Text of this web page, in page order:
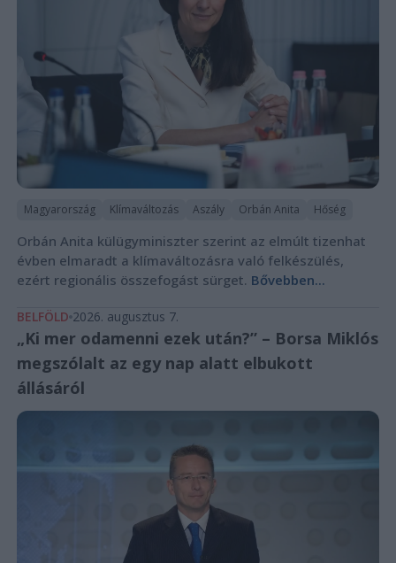
Magyarország Klímaváltozás Aszály Orbán Anita Hőség
Orbán Anita külügyminiszter szerint az elmúlt tizenhat
évben elmaradt a klímaváltozásra való felkészülés,
ezért regionális összefogást sürget. Bővebben...
BELFÖLD 2026. augusztus 7.
„Ki mer odamenni ezek után?” – Borsa Miklós
megszólalt az egy nap alatt elbukott
állásáról